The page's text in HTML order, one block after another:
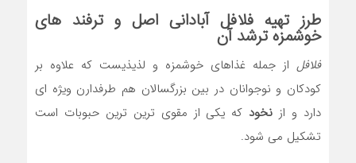
طرز تهیهفلافل آبادانی اصل و ترفند های
خوشمزه ترشد آن
فلافل از جمله غذاهای خوشمزه و لذیذیست که علاوه بر
کودکان و نوجوانان در بین بزرگسالان هم طرفدارن ویژه ای
دارد و از نخود که یکی از مقوی ترین ترین حبوبات است
تشکیل می شود.